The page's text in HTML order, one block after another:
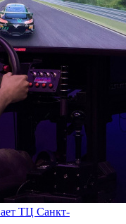
ТЦ Санкт-